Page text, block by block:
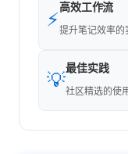
⚡
高效工作流
提升笔记效率的
💡
最佳实践
社区精选的使